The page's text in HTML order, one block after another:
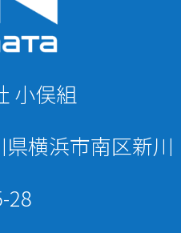
小俣組
県横浜市南区新川
28